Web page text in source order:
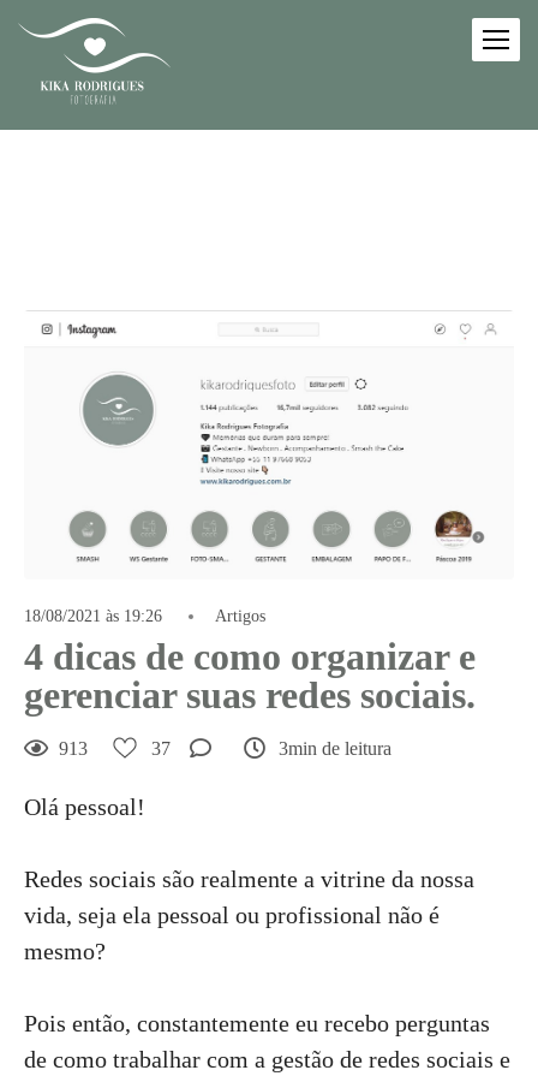
18/08/2021 às 19:26 Artigos
4 dicas de como organizar e
gerenciar suas redes sociais.
913 37 3min de leitura
Olá pessoal!
Redes sociais são realmente a vitrine da nossa
vida, seja ela pessoal ou profissional não é
mesmo?
Pois então, constantemente eu recebo perguntas
de como trabalhar com a gestão de redes sociais e